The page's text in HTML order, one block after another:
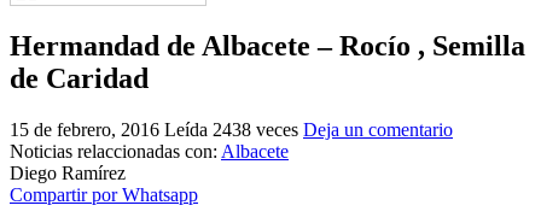
Hermandad de Albacete – Rocío , Semilla
de Caridad
15 de febrero, 2016 Leída 2438 veces Deja un comentario
Noticias relaccionadas con: Albacete
Diego Ramírez
Compartir por Whatsapp
¡Bienvenido! Soy el asistente virtual de rocio.com.
¿En qué puedo ayudarte?
Historia de la Virgen del Rocío
¿Cuándo es la romería del Rocío?